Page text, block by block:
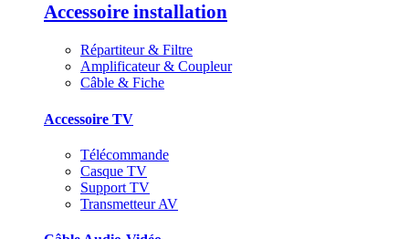
Accessoire installation
Répartiteur & Filtre
Amplificateur & Coupleur
Câble & Fiche
Accessoire TV
Télécommande
Casque TV
Support TV
Transmetteur AV